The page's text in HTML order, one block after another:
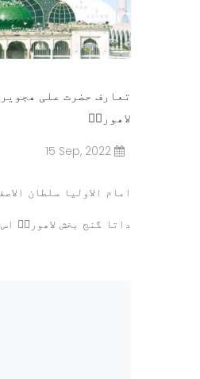
تعارف حضرت علی
لاھوریؒ
15 Sep, 2022
امام الاولیا سلطان
داتا گنج بخش لاھوریؒ